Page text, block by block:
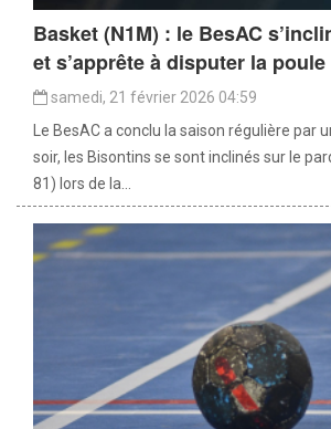
Basket (N1M) : le BesAC
et s’apprête à disputer la
samedi, 21 février 2026 04:59
Le BesAC a conclu la saison régulière par
soir, les Bisontins se sont inclinés sur le
81) lors de la...